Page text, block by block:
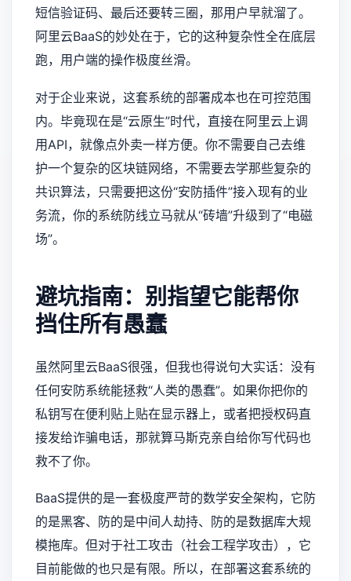
短信验证码、最后还要转三圈，那用户早就溜了。
阿里云BaaS的妙处在于，它的这种复杂性全在底层
跑，用户端的操作极度丝滑。
对于企业来说，这套系统的部署成本也在可控范围
内。毕竟现在是“云原生”时代，直接在阿里云上调
用API，就像点外卖一样方便。你不需要自己去维
护一个复杂的区块链网络，不需要去学那些复杂的
共识算法，只需要把这份“安防插件”接入现有的业
务流，你的系统防线立马就从“砖墙”升级到了“电磁
场”。
避坑指南：别指望它能帮你
挡住所有愚蠢
虽然阿里云BaaS很强，但我也得说句大实话：没有
任何安防系统能拯救“人类的愚蠢”。如果你把你的
私钥写在便利贴上贴在显示器上，或者把授权码直
接发给诈骗电话，那就算马斯克亲自给你写代码也
救不了你。
BaaS提供的是一套极度严苛的数学安全架构，它防
的是黑客、防的是中间人劫持、防的是数据库大规
模拖库。但对于社工攻击（社会工程学攻击），它
目前能做的也只是有限。所以，在部署这套系统的